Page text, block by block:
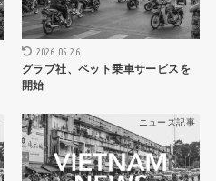
2026.05.26
グラブ社、ペット乗車サービスを
開始
ニュース記事